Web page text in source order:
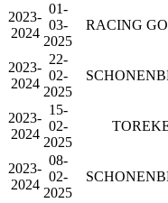
2023-
2024
01-
03-
2025
RACING
2023-
2024
22-
02-
2025
2023-
2024
15-
02-
2025
2023-
2024
08-
02-
2025